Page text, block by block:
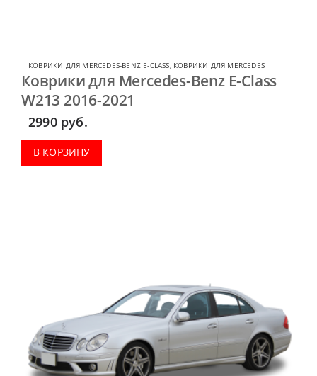
КОВРИКИ ДЛЯ MERCEDES-BENZ E-CLASS, КОВРИКИ ДЛЯ MERCEDES
Коврики для Mercedes-Benz E-Class
W213 2016-2021
2990 руб.
В КОРЗИНУ